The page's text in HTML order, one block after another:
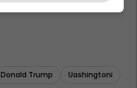
Donald Trump
Uashingtoni